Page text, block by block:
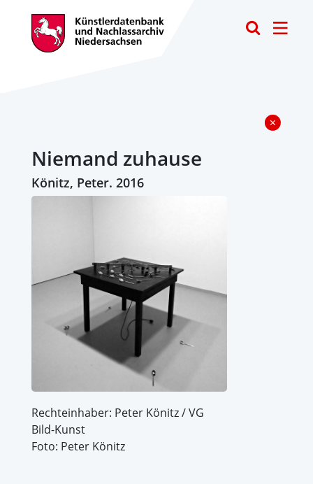
Niemand zuhause
Könitz, Peter. 2016
Rechteinhaber: Peter Könitz / VG
Bild-Kunst
Foto: Peter Könitz